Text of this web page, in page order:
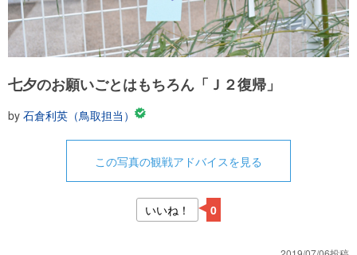
七夕のお願いごとはもちろん「Ｊ２復帰」
by 石倉利英（鳥取担当）
この写真の観戦アドバイスを見る
いいね！ 0